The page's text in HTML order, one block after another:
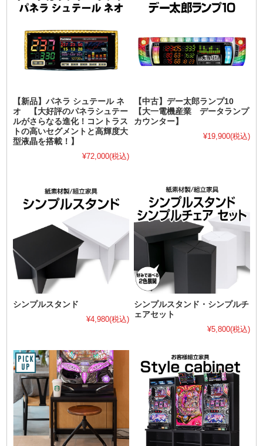
【新品】パネラ シュテール ネ
オ 【大好評のパネラシュテー
ルがさらなる進化！コントラス
トの高いセグメントと高輝度大
型液晶を搭載！】
¥72,000(税込)
【中古】デー太郎ランプ10
【大一電機産業 データランプ
カウンター】
¥19,900(税込)
シンプルスタンド
¥4,980(税込)
シンプルスタンド・シンプルチ
ェアセット
¥5,800(税込)